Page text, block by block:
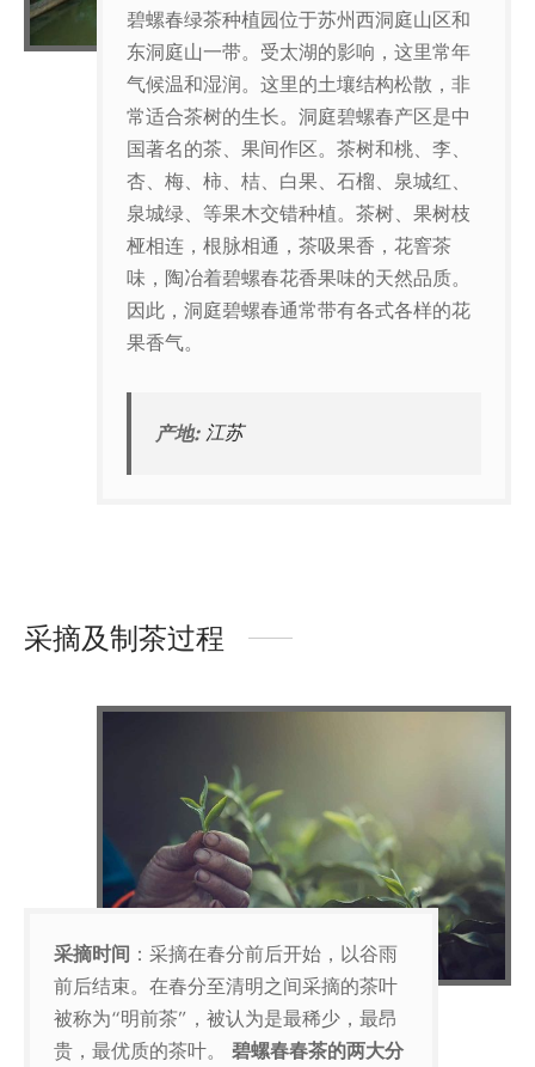
碧螺春绿茶种植园位于苏州西洞庭山区和
东洞庭山一带。受太湖的影响，这里常年
气候温和湿润。这里的土壤结构松散，非
常适合茶树的生长。洞庭碧螺春产区是中
国著名的茶、果间作区。茶树和桃、李、
杏、梅、柿、桔、白果、石榴、泉城红、
泉城绿、等果木交错种植。茶树、果树枝
桠相连，根脉相通，茶吸果香，花窨茶
味，陶冶着碧螺春花香果味的天然品质。
因此，洞庭碧螺春通常带有各式各样的花
果香气。
产地: 江苏
采摘及制茶过程
采摘时间 ：采摘在春分前后开始，以谷雨
前后结束。在春分至清明之间采摘的茶叶
被称为“明前茶”，被认为是最稀少，最昂
贵，最优质的茶叶。 碧螺春春茶的两大分